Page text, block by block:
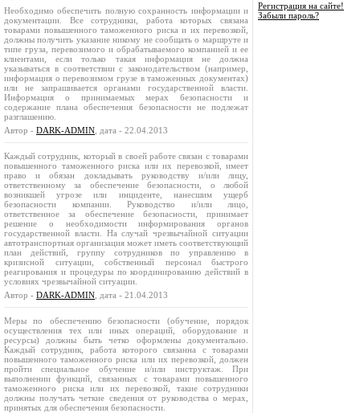
Необходимо обеспечить полную сохранность информации и
документации. Все сотрудники, работа которых связана
товарами повышенного таможенного риска и их перевозкой,
должны получить указание никому не сообщать о маршруте и
типе груза, перевозимого и обрабатываемого компанией и ее
клиентами, если только такая информация не должна
указываться в соответствии с законодательством (например,
информация о перевозимом грузе в таможенных документах)
или не запрашивается органами государственной власти.
Информация о принимаемых мерах безопасности и
содержание плана обеспечения безопасности не подлежат
разглашению.
Автор - DARK-ADMIN , дата - 22.04.2013
Каждый сотрудник, который в своей работе связан с товарами
повышенного таможенного риска или их перевозкой, имеет
право и обязан докладывать руководству и/или лицу,
ответственному за обеспечение безопасности, о любой
возникшей угрозе или инциденте, нанесшим ущерб
безопасности компании. Руководство и/или лицо,
ответственное за обеспечение безопасности, принимает
решение о необходимости информирования органов
государственной власти. На случай чрезвычайной ситуации
автотранспортная организация может иметь соответствующий
план действий, группу сотрудников по управлению в
кризисной ситуации, собственный персонал быстрого
реагирования и процедуры по координированию действий в
условиях чрезвычайной ситуации.
Автор - DARK-ADMIN , дата - 21.04.2013
Меры по обеспечению безопасности (обучение, порядок
осуществления тех или иных операций, оборудование и
ресурсы) должны быть четко оформлены документально.
Каждый сотрудник, работа которого связанна с товарами
повышенного таможенного риска или их перевозкой, должен
пройти специальное обучение и/или инструктаж. При
выполнении функций, связанных с товарами повышенного
таможенного риска или их перевозкой, такие сотрудники
должны получать четкие сведения от руководства о мерах,
принятых для обеспечения безопасности.
Регистрация на сайте!
Забыли пароль?